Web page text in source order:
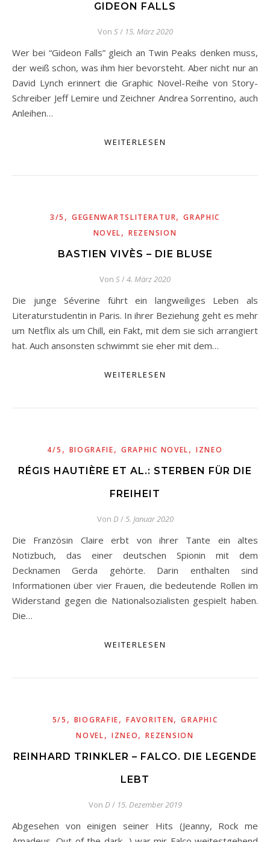
GIDEON FALLS
Von S/ 15. März 2020
Wer bei “Gideon Falls” gleich an Twin Peaks denken muss,
der weiß schon, was ihm hier bevorsteht. Aber nicht nur an
David Lynch erinnert die Graphic Novel-Reihe von Story-
Schreiber Jeff Lemire und Zeichner Andrea Sorrentino, auch
Anleihen…
WEITERLESEN
3/5 , GEGENWARTSLITERATUR,GRAPHIC
NOVEL,REZENSION
BASTIEN VIVÈS – DIE BLUSE
Von S/4. März 2020
Die junge Séverine führt ein langweiliges Leben als
Literaturstudentin in Paris. In ihrer Beziehung geht es mehr
um Netflix als um Chill, ein Fakt, mit dem sie sich arrangiert
hat. Auch ansonsten schwimmt sie eher mit dem…
WEITERLESEN
4/5 , BIOGRAFIE, GRAPHIC NOVEL,IZNEO
RÉGIS HAUTIÈRE ET AL.: STERBEN FÜR DIE
FREIHEIT
Von D /5. Januar 2020
Die Französin Claire erbt von ihrer Tante ein altes
Notizbuch, das einer deutschen Spionin mit dem
Decknamen Gerda gehörte. Darin enthalten sind
Informationen über vier Frauen, die bedeutende Rollen im
Widerstand gegen die Nationalsozialisten gespielt haben.
Die…
WEITERLESEN
5/5 , BIOGRAFIE,FAVORITEN,GRAPHIC
NOVEL, IZNEO,REZENSION
REINHARD TRINKLER – FALCO. DIE LEGENDE
LEBT
Von D / 15. Dezember 2019
Abgesehen von einigen seiner Hits (Jeanny, Rock me